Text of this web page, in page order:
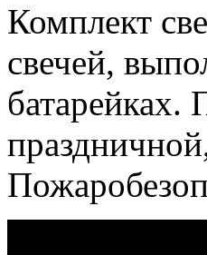
Комплект
свечей,
батарейках.